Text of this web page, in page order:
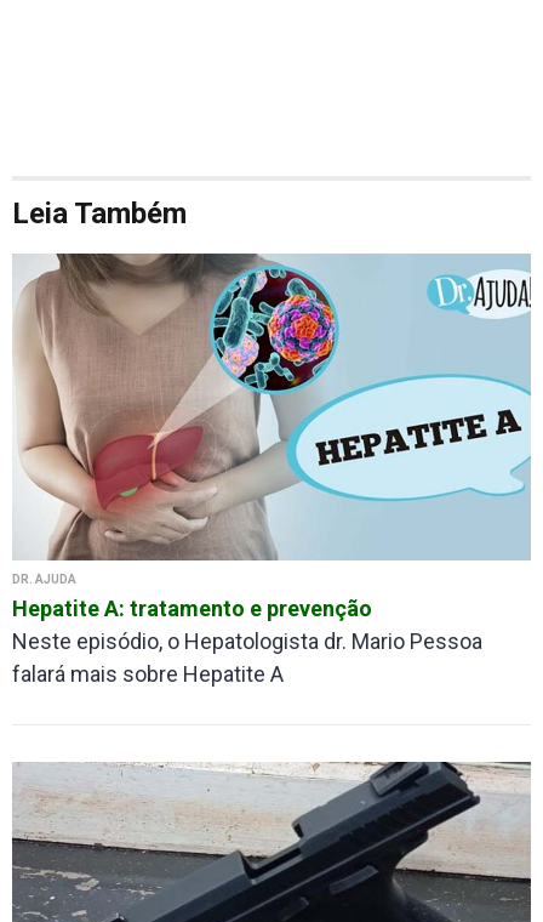
Leia Também
DR. AJUDA
Hepatite A: tratamento e prevenção
Neste episódio, o Hepatologista dr. Mario Pessoa
falará mais sobre Hepatite A